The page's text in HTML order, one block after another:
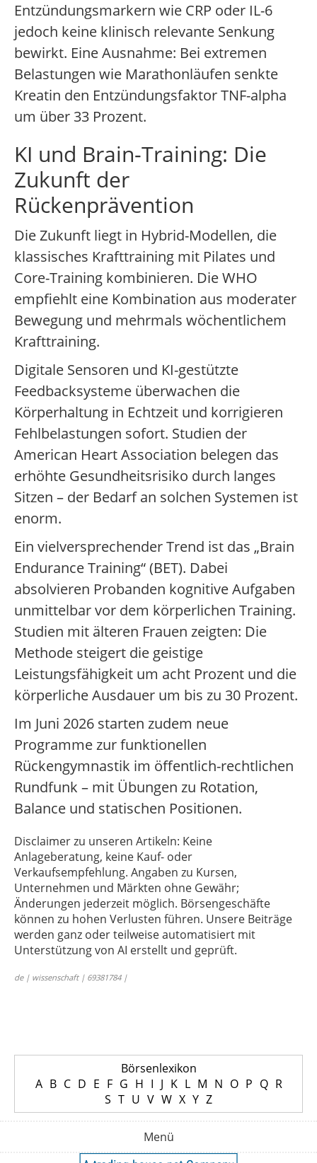
Entzündungsmarkern wie CRP oder IL-6
jedoch keine klinisch relevante Senkung
bewirkt. Eine Ausnahme: Bei extremen
Belastungen wie Marathonläufen senkte
Kreatin den Entzündungsfaktor TNF-alpha
um über 33 Prozent.
KI und Brain-Training: Die
Zukunft der
Rückenprävention
Die Zukunft liegt in Hybrid-Modellen, die
klassisches Krafttraining mit Pilates und
Core-Training kombinieren. Die WHO
empfiehlt eine Kombination aus moderater
Bewegung und mehrmals wöchentlichem
Krafttraining.
Digitale Sensoren und KI-gestützte
Feedbacksysteme überwachen die
Körperhaltung in Echtzeit und korrigieren
Fehlbelastungen sofort. Studien der
American Heart Association belegen das
erhöhte Gesundheitsrisiko durch langes
Sitzen – der Bedarf an solchen Systemen ist
enorm.
Ein vielversprechender Trend ist das „Brain
Endurance Training“ (BET). Dabei
absolvieren Probanden kognitive Aufgaben
unmittelbar vor dem körperlichen Training.
Studien mit älteren Frauen zeigten: Die
Methode steigert die geistige
Leistungsfähigkeit um acht Prozent und die
körperliche Ausdauer um bis zu 30 Prozent.
Im Juni 2026 starten zudem neue
Programme zur funktionellen
Rückengymnastik im öffentlich-rechtlichen
Rundfunk – mit Übungen zu Rotation,
Balance und statischen Positionen.
Disclaimer zu unseren Artikeln: Keine
Anlageberatung, keine Kauf- oder
Verkaufsempfehlung. Angaben zu Kursen,
Unternehmen und Märkten ohne Gewähr;
Änderungen jederzeit möglich. Börsengeschäfte
können zu hohen Verlusten führen. Unsere Beiträge
werden ganz oder teilweise automatisiert mit
Unterstützung von AI erstellt und geprüft.
de | wissenschaft | 69381784 |
Börsenlexikon
A B C D E F G H I J K L M N O P Q R
S T U V W X Y Z
Menü